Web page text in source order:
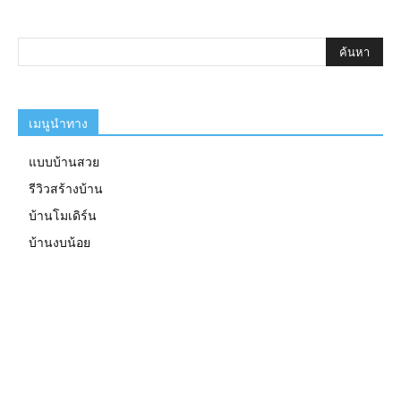
เมนูนำทาง
แบบบ้านสวย
รีวิวสร้างบ้าน
บ้านโมเดิร์น
บ้านงบน้อย